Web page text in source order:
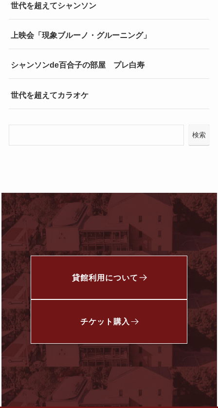
世代を超えてシャンソン
上映会「現象ブルーノ・グルーニング」
シャンソンde百合子の部屋 プレ白寿
世代を超えてカラオケ
検索
貸館利用について
チケット 購入